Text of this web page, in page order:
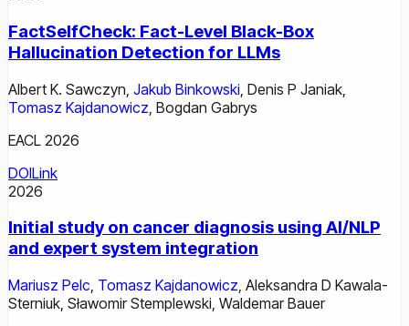
FactSelfCheck: Fact-Level Black-Box
Hallucination Detection for LLMs
Albert K. Sawczyn Jakub Binkowski Denis P Janiak
Tomasz Kajdanowicz Bogdan Gabrys
EACL 2026
DOILink
2026
Initial study on cancer diagnosis using AI/NLP
and expert system integration
Mariusz Pelc, Tomasz Kajdanowicz, Aleksandra D Kawala-
Sterniuk, Sławomir Stemplewski, Waldemar Bauer